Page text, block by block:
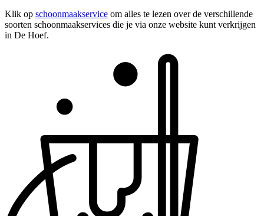
Klik op schoonmaakservice om alles te lezen over de verschillende
soorten schoonmaakservices die je via onze website kunt verkrijgen
in De Hoef.